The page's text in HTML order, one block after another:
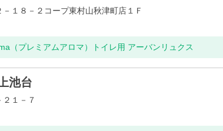
１８－２コープ東村山秋津町店１Ｆ
（プレミアムアロマ）トイレ用 アーバンリュクス
池台
１－７